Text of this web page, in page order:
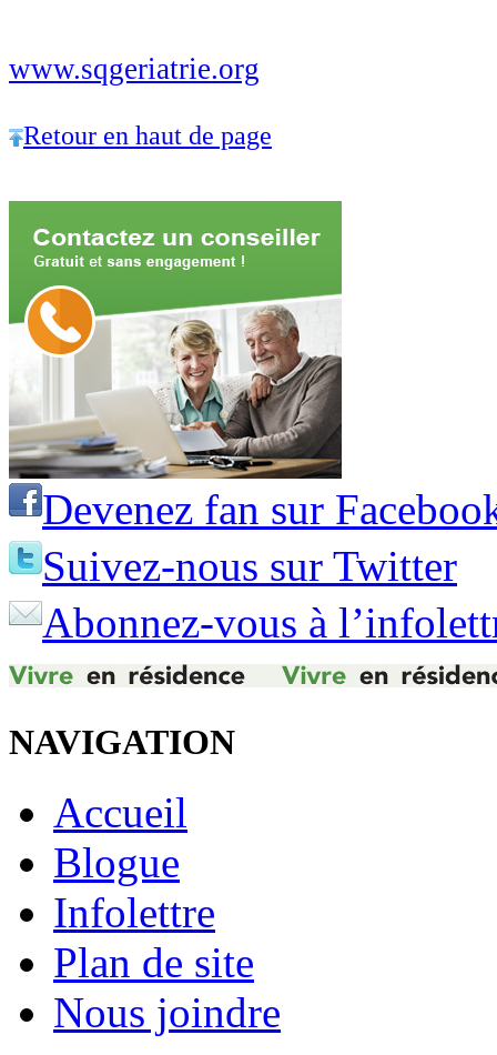
www.sqgeriatrie.org
Retour en haut de page
Devenez fan sur
Suivez-nous sur Twitter
Abonnez-vous à
NAVIGATION
Accueil
Blogue
Infolettre
Plan de site
Nous joindre